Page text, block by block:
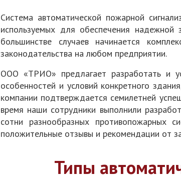
Система автоматической пожарной
используемых для обеспечения
большинстве случаев начинается
законодательства на любом предприятии.
ООО «ТРИО» предлагает разработать и
особенностей и условий конкретного
компании подтверждается семилетней
время наши сотрудники выполнили
сотни разнообразных противопожарных
положительные отзывы и рекомендации от
Типы